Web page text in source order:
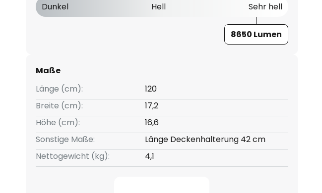
Dunkel
Hell Sehr hell
8650 Lumen
Maße
Länge (cm):
120
Breite (cm):
17,2
Höhe (cm):
16,6
Sonstige Maße:
Länge Deckenhalterung 42 cm
Nettogewicht (kg):
4,1